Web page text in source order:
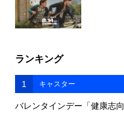
ランキング
1 キャスター
バレンタインデー「健康志